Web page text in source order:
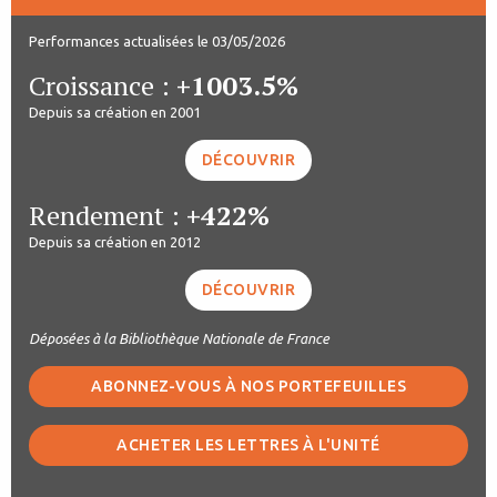
Performances actualisées le 03/05/2026
Croissance : +1003.5%
Depuis sa création en 2001
DÉCOUVRIR
Rendement : +422%
Depuis sa création en 2012
DÉCOUVRIR
Déposées à la Bibliothèque Nationale de France
ABONNEZ-VOUS À NOS PORTEFEUILLES
ACHETER LES LETTRES À L'UNITÉ